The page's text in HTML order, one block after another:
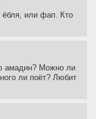
ёбля, или фап. Кто
амадин? Можно ли
ли поёт? Любит